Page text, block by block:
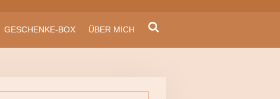
GESCHENKE-BOX ÜBER MICH